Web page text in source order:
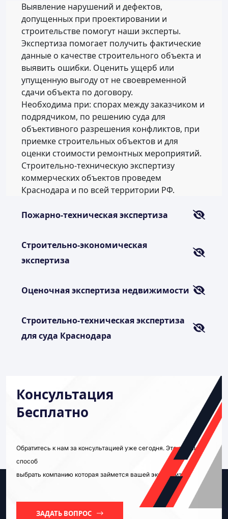
Выявление нарушений и дефектов,
допущенных при проектировании и
строительстве помогут наши эксперты.
Экспертиза помогает получить фактические
данные о качестве строительного объекта и
выявить ошибки. Оценить ущерб или
упущенную выгоду от не своевременной
сдачи объекта по договору.
Необходима при: спорах между заказчиком и
подрядчиком, по решению суда для
объективного разрешения конфликтов, при
приемке строительных объектов и для
оценки стоимости ремонтных мероприятий.
Строительно-техническую экспертизу
коммерческих объектов проведем
Краснодара и по всей территории РФ.
Пожарно-техническая экспертиза
Строительно-экономическая
экспертиза
Оценочная экспертиза недвижимости
Строительно-техническая экспертиза
для суда Краснодара
Консультация
Бесплатно
Обратитесь к нам за консультацией уже сегодня. Это лучший
способ
выбрать компанию которая займется вашей экспертизой.
ЗАДАТЬ ВОПРОС